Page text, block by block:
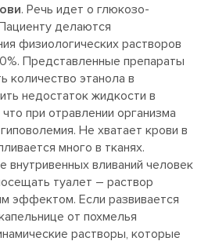
. Речь идет о глюкозо-
делаются
физиологических растворов
Представленные препараты
количество этанола в
недостаток жидкости в
при отравлении организма
Не хватает крови в
много в тканях.
внутривенных вливаний человек
туалет – раствор
эффектом. Если развивается
от похмелья
растворы, которые